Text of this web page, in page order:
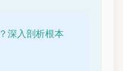
深入剖析根本